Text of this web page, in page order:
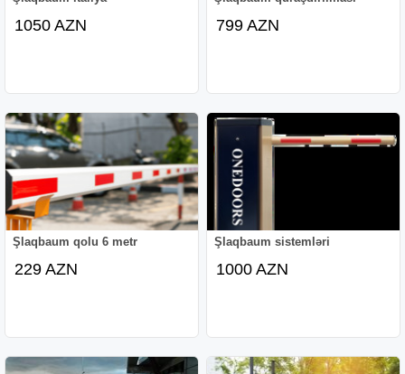
1050 AZN 799 AZN
Şlaqbaum qolu 6 metr
229 AZN
Şlaqbaum sistemləri
1000 AZN